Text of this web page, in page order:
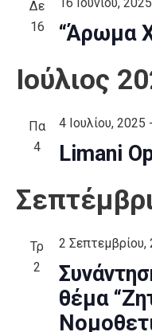
Δε
16
“Άρωμα
Ιούλιος
Πα
4
Limani
4 Ιουλίου, 2025 -
Τρ
2
θέμα
2